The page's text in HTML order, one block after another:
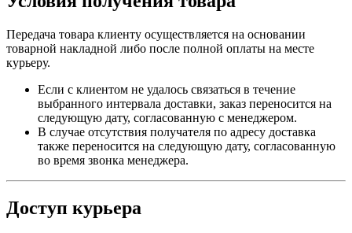
Передача товара клиенту осуществляется на основании
товарной накладной либо после полной оплаты на месте
курьеру.
Если с клиентом не удалось связаться в течение
выбранного интервала доставки, заказ переносится на
следующую дату, согласованную с менеджером.
В случае отсутствия получателя по адресу доставка
также переносится на следующую дату, согласованную
во время звонка менеджера.
Доступ курьера